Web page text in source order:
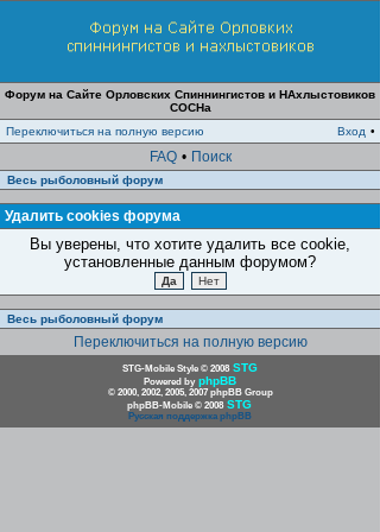
Форум на Сайте Орловских Спиннингистов и НАхлыстовиков
СОСНа
Переключиться на полную версию
Вход •
FAQ • Поиск
Весь рыболовный форум
Удалить cookies форума
Вы уверены, что хотите удалить все cookie,
установленные данным форумом?
Весь рыболовный форум
Переключиться на полную версию
STG-Mobile Style © 2008 STG
Powered by phpBB
© 2000, 2002, 2005, 2007 phpBB Group
phpBB-Mobile © 2008 STG
Русская поддержка phpBB